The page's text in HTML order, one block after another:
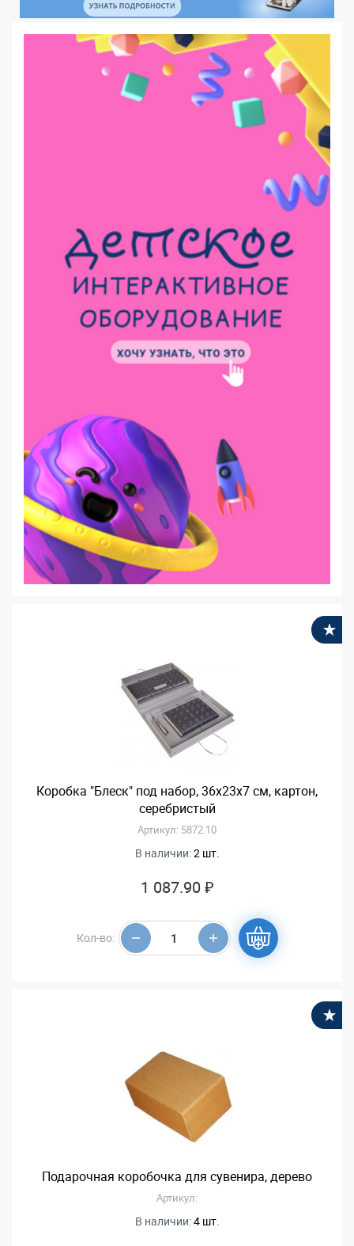
Коробка "Блеск" под набор, 36х23х7 см, картон,
серебристый
Артикул: 5872.10
В наличии:2 шт.
1 087.90 ₽
Кол-во:
Подарочная коробочка для сувенира, дерево
Артикул:
В наличии:4 шт.